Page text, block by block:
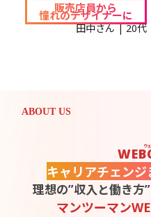
販売店員から
憧れのデザイナーに
田中さん | 20代
ABOUT US
ウ
キャリアチェンジ
理想の”収入と働き方
マンツーマン